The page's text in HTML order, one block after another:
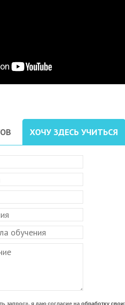
ХОЧУ ЗДЕСЬ УЧИТЬСЯ
запрос», я даю согласие на обработку